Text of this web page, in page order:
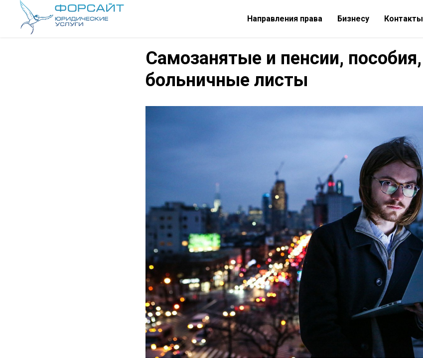
Направления права Бизнесу Контакты
Самозанятые и пенсии, пособия,
больничные листы